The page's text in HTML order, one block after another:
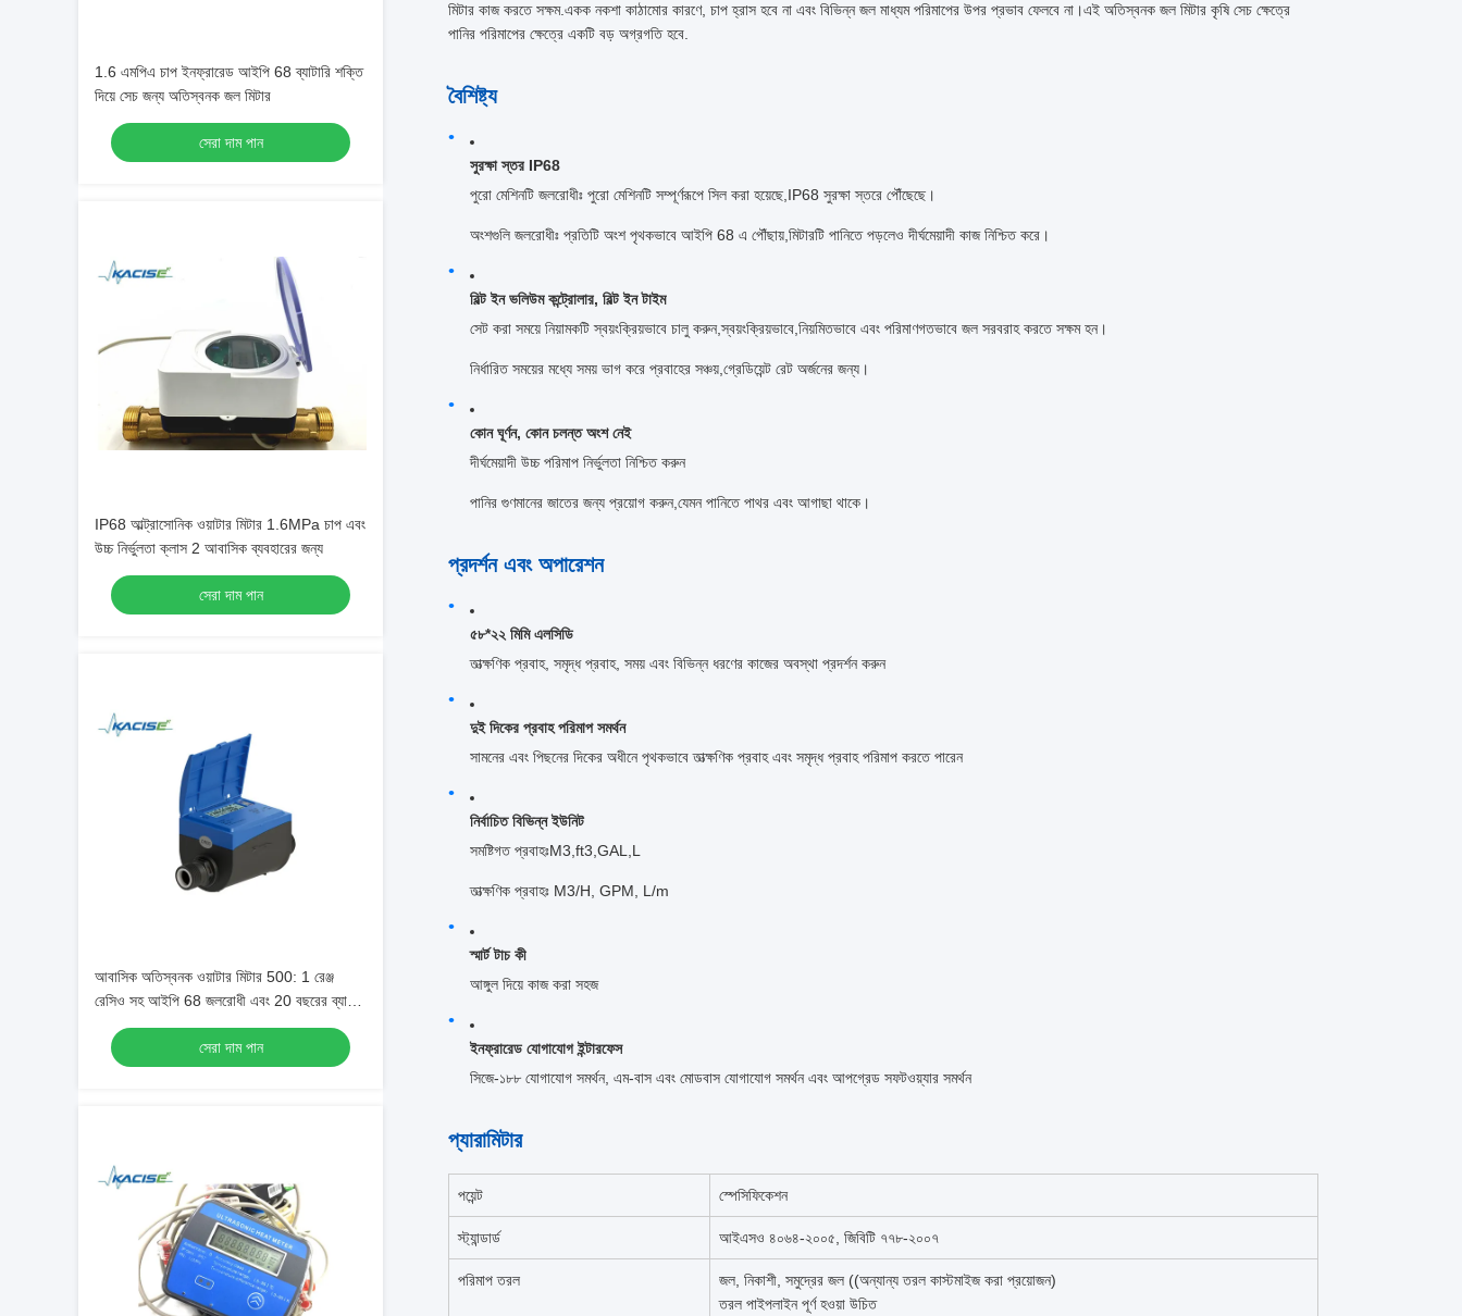
1.6 এমপিএ চাপ ইনফ্রারেড আইপি 68 ব্যাটারি শক্তি
দিয়ে সেচ জন্য অতিস্বনক জল মিটার
সেরা দাম পান
IP68 আল্ট্রাসোনিক ওয়াটার মিটার 1.6MPa চাপ এবং
উচ্চ নির্ভুলতা ক্লাস 2 আবাসিক ব্যবহারের জন্য
সেরা দাম পান
আবাসিক অতিস্বনক ওয়াটার মিটার 500: 1 রেঞ্জ
রেসিও সহ আইপি 68 জলরোধী এবং 20 বছরের ব্যাটারি
সেরা দাম পান
মিটার কাজ করতে সক্ষম.একক নকশা কাঠামোর কারণে, চাপ হ্রাস হবে না এবং বিভিন্ন জল মাধ্যম পরিমাপের উপর প্রভাব ফেলবে না।এই অতিস্বনক জল মিটার কৃষি সেচ ক্ষেত্রে
পানির পরিমাপের ক্ষেত্রে একটি বড় অগ্রগতি হবে.
বৈশিষ্ট্য
সুরক্ষা স্তর IP68
পুরো মেশিনটি জলরোধীঃ পুরো মেশিনটি সম্পূর্ণরূপে সিল করা হয়েছে,IP68 সুরক্ষা স্তরে পৌঁছেছে।
অংশগুলি জলরোধীঃ প্রতিটি অংশ পৃথকভাবে আইপি 68 এ পৌঁছায়,মিটারটি পানিতে পড়লেও দীর্ঘমেয়াদী কাজ নিশ্চিত করে।
বিল্ট ইন ভলিউম কন্ট্রোলার, বিল্ট ইন টাইম
সেট করা সময়ে নিয়ামকটি স্বয়ংক্রিয়ভাবে চালু করুন,স্বয়ংক্রিয়ভাবে,নিয়মিতভাবে এবং পরিমাণগতভাবে জল সরবরাহ করতে সক্ষম হন।
নির্ধারিত সময়ের মধ্যে সময় ভাগ করে প্রবাহের সঞ্চয়,গ্রেডিয়েন্ট রেট অর্জনের জন্য।
কোন ঘূর্ণন, কোন চলন্ত অংশ নেই
দীর্ঘমেয়াদী উচ্চ পরিমাপ নির্ভুলতা নিশ্চিত করুন
পানির গুণমানের জাতের জন্য প্রয়োগ করুন,যেমন পানিতে পাথর এবং আগাছা থাকে।
প্রদর্শন এবং অপারেশন
৫৮*২২ মিমি এলসিডি
তাত্ক্ষণিক প্রবাহ, সমৃদ্ধ প্রবাহ, সময় এবং বিভিন্ন ধরণের কাজের অবস্থা প্রদর্শন করুন
দুই দিকের প্রবাহ পরিমাপ সমর্থন
সামনের এবং পিছনের দিকের অধীনে পৃথকভাবে তাত্ক্ষণিক প্রবাহ এবং সমৃদ্ধ প্রবাহ পরিমাপ করতে পারেন
নির্বাচিত বিভিন্ন ইউনিট
সমষ্টিগত প্রবাহঃM3,ft3,GAL,L
তাত্ক্ষণিক প্রবাহঃ M3/H, GPM, L/m
স্মার্ট টাচ কী
আঙ্গুল দিয়ে কাজ করা সহজ
ইনফ্রারেড যোগাযোগ ইন্টারফেস
সিজে-১৮৮ যোগাযোগ সমর্থন, এম-বাস এবং মোডবাস যোগাযোগ সমর্থন এবং আপগ্রেড সফটওয়্যার সমর্থন
প্যারামিটার
পয়েন্ট স্পেসিফিকেশন
স্ট্যান্ডার্ড আইএসও ৪০৬৪-২০০৫, জিবিটি ৭৭৮-২০০৭
পরিমাপ তরল
জল, নিকাশী, সমুদ্রের জল ((অন্যান্য তরল কাস্টমাইজ করা প্রয়োজন)
তরল পাইপলাইন পূর্ণ হওয়া উচিত